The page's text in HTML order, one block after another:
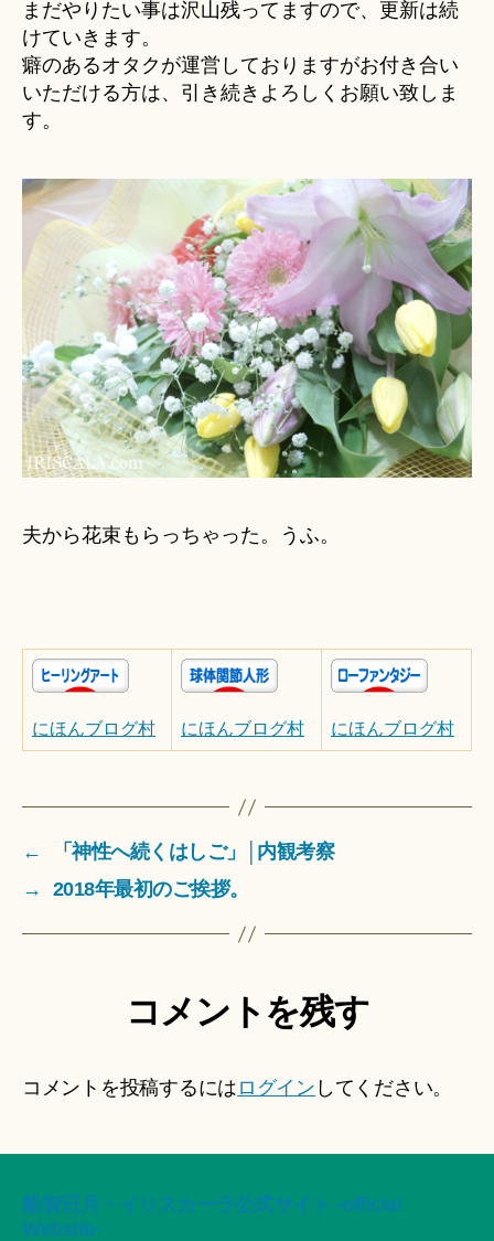
まだやりたい事は沢山残ってますので、更新は続
けていきます。
癖のあるオタクが運営しておりますがお付き合い
いただける方は、引き続きよろしくお願い致しま
す。
夫から花束もらっちゃった。うふ。
にほんブログ村 にほんブログ村 にほんブログ村
←
「神性へ続くはしご」│内観考察
→
2018年最初のご挨拶。
コメントを残す
コメントを投稿するには ログイン してください。
船智日月・イリスカーラ公式サイト -official
Website-